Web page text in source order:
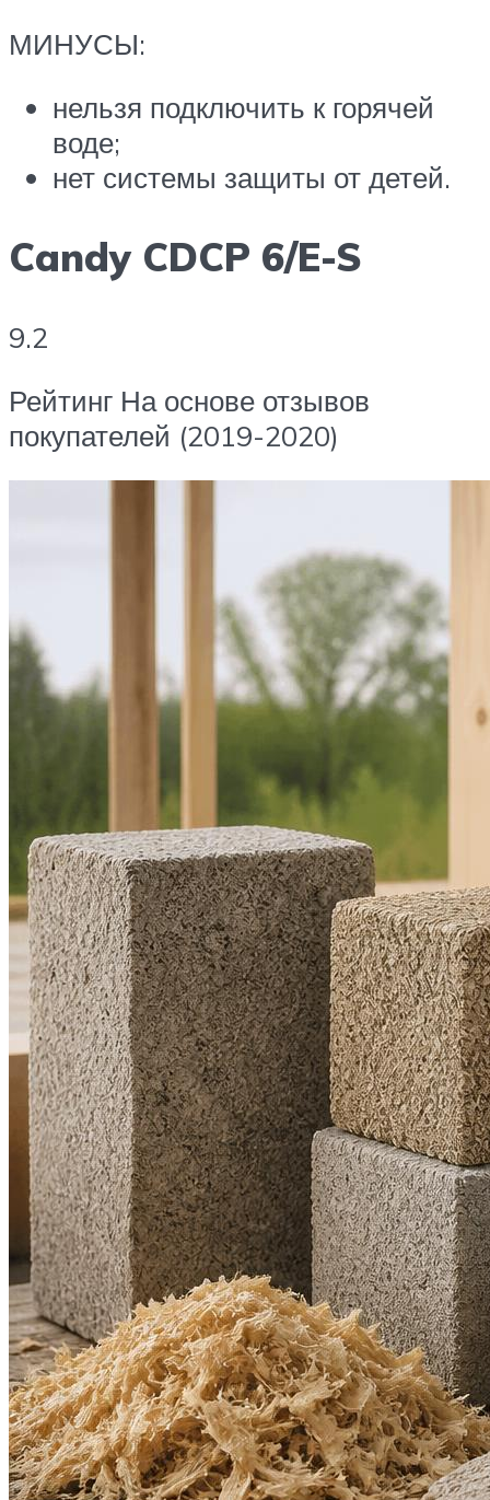
МИНУСЫ:
нельзя подключить к горячей
воде;
нет системы защиты от детей.
Candy CDCP 6/E-S
9.2
Рейтинг На основе отзывов
покупателей (2019-2020)